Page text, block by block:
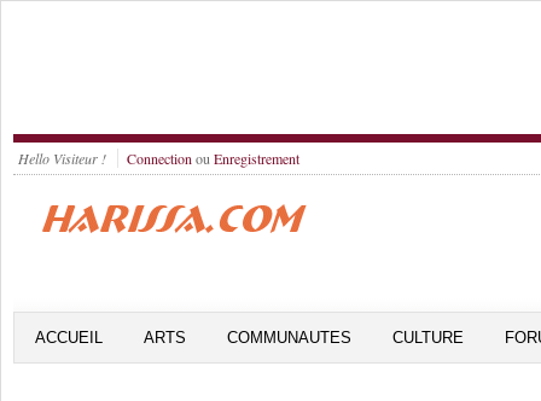
Hello Visiteur ! Connection ou Enregistrement
ACCUEIL ARTS COMMUNAUTES CULTURE